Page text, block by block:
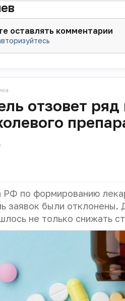
оставлять комментарии
отзовет ряд
по формированию
заявок были
не только снижать